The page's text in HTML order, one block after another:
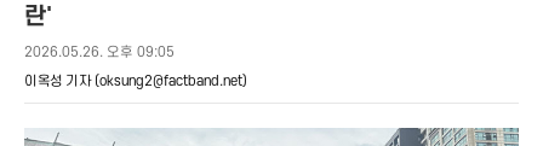
란'
2026.05.26. 오후 09:05
이옥성 기자 (oksung2@factband.net)